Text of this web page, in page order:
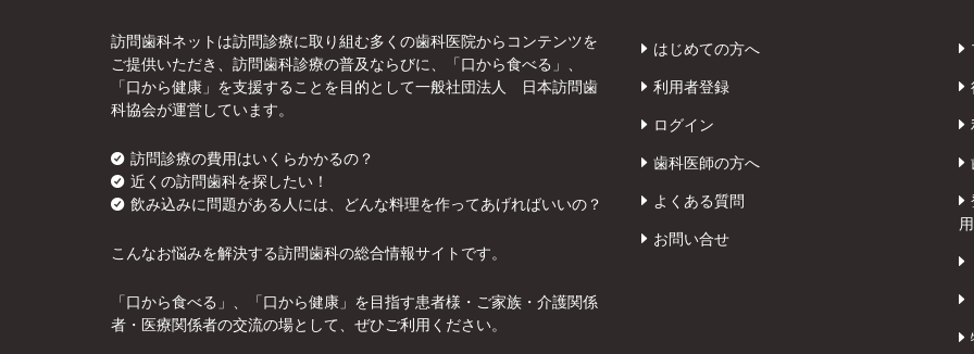
訪問歯科ネットは訪問診療に取り組む多くの歯科医院からコンテンツを
ご提供いただき、訪問歯科診療の普及ならびに、「口から食べる」、
「口から健康」を支援することを目的として一般社団法人 日本訪問歯
科協会が運営しています。
訪問診療の費用はいくらかかるの？
近くの訪問歯科を探したい！
飲み込みに問題がある人には、どんな料理を作ってあげればいいの？
こんなお悩みを解決する訪問歯科の総合情報サイトです。
「口から食べる」、「口から健康」を目指す患者様・ご家族・介護関係
者・医療関係者の交流の場として、ぜひご利用ください。
はじめての方へ
利用者登録
ログイン
歯科医師の方へ
よくある質問
お問い合せ